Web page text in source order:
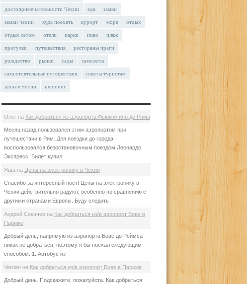
достопримечательности Чехии еда замки
замки чехии куда поехать курорт море отдых
отдых летом отели парки пиво пляж
прогулки путешествия рестораны праги
рождество рынки сады самолеты
самостоятельные путешествия советы туристам
цены в чехии шоппинг
Олегна Как добраться из аэропорта Фьюмичино до Рима
Месяц назад пользовался этим аэропортом при
путешествии в Рим. Для поездки до города
воспользовался безостановочным поездом Леонардо
Экспресс. Билет купил
Яша на Цены на электронику в Чехии
Спасибо за интересный пост! Цены на электронику в
Чехии действительно радуют, особенно по сравнению с
другими странами Европы. Буду следить
Андрей Секачев на Как добраться из/в аэропорт Бове в
Париже
Добрый день, напрямую из аэропорта Бове до Реймса
никак не добраться, поэтому я бы поехал следующим
способом. 1. Автобус из
Vardanна Как добраться из/в аэропорт Бове в Париже
Добрый день. Подскажите, пожалуйста. Как добраться